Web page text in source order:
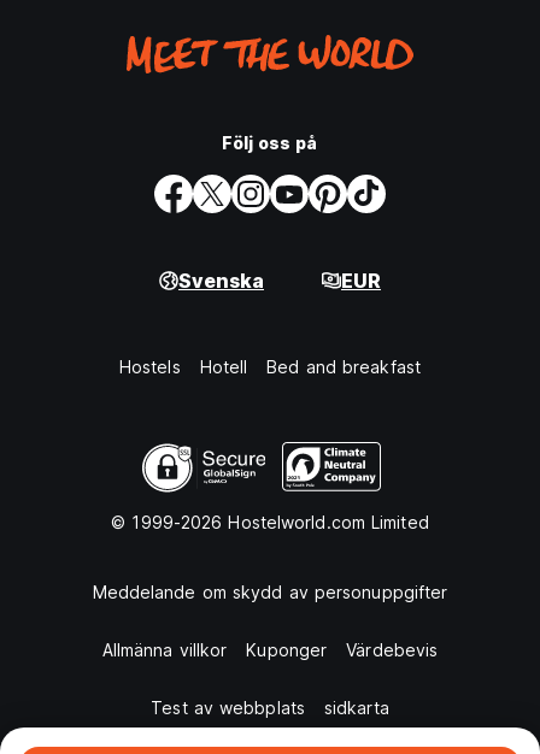
Följ oss på
Svenska EUR
Hostels Hotell Bed and breakfast
© 1999-2026 Hostelworld.com Limited
Meddelande om skydd av personuppgifter
Allmänna villkor Kuponger Värdebevis
Test av webbplats sidkarta